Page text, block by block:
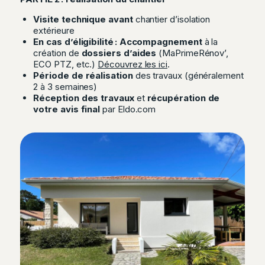
Visite technique avantchantier d’isolation
extérieure
En cas d’éligibilité : Accompagnementà la
création de dossiers d’aides (MaPrimeRénov’,
ECO PTZ, etc.) Découvrez les ici.
Période de réalisationdes travaux (généralement
2 à 3 semaines)
Réception des travauxet récupération de
votre avis final par Eldo.com